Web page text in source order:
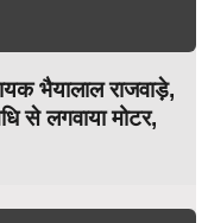
भैयालाल राजवाड़े,
से लगवाया मोटर,